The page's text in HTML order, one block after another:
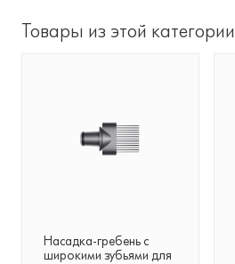
Товары из этой категории
Насадка-гребень с
широкими зубьями для